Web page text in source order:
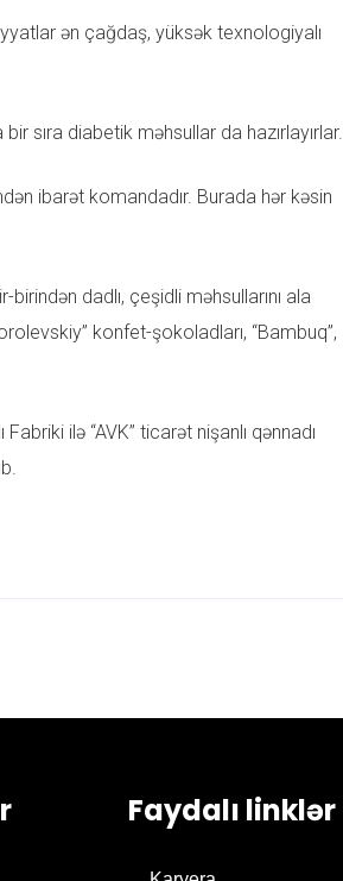
ən çağdaş, yüksək texnologiyalı
bir sıra diabetik məhsullar da hazırlayırlar.
ibarət komandadır. Burada hər kəsin
dadlı, çeşidli məhsullarını ala
konfet-şokoladları, “Bambuq”,
ilə “AVK” ticarət nişanlı qənnadı
Faydalı linklər